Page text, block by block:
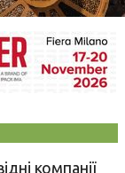
компанії